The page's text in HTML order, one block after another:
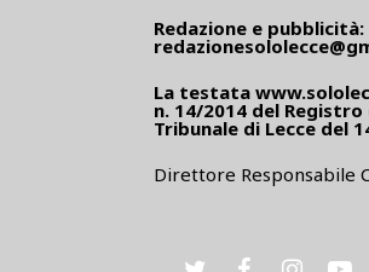
Redazione e pubblicità:
La testata
n. 14/2014 del
Tribunale di Lecce del
Direttore Responsabile